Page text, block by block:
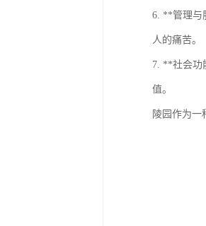
6. **管理与
人的痛苦。
7. **社会功
值。
陵园作为一